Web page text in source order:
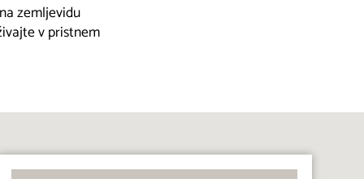
zemljevidu
v pristnem